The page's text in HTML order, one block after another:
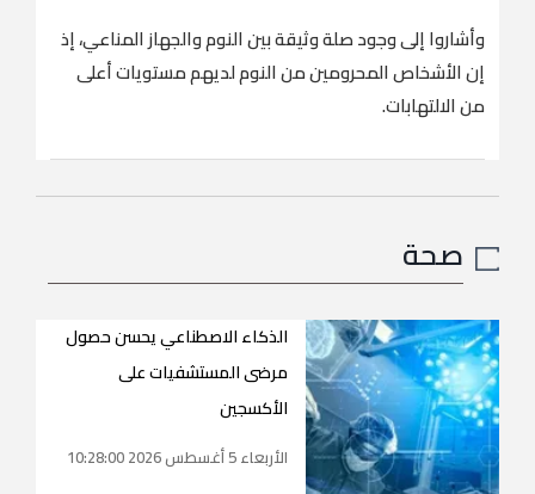
وأشاروا إلى وجود صلة وثيقة بين النوم والجهاز المناعي، إذ
إن الأشخاص المحرومين من النوم لديهم مستويات أعلى
من الالتهابات.
صحة
الذكاء الاصطناعي يحسن حصول
مرضى المستشفيات على
الأكسجين
الأربعاء 5 أغسطس 2026 10:28:00